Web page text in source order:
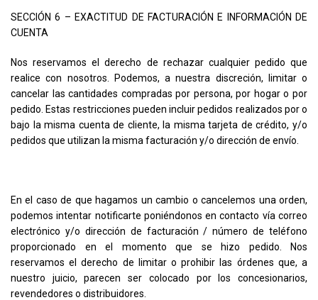
SECCIÓN 6 – EXACTITUD DE FACTURACIÓN E INFORMACIÓN DE
CUENTA
Nos reservamos el derecho de rechazar cualquier pedido que
realice con nosotros. Podemos, a nuestra discreción, limitar o
cancelar las cantidades compradas por persona, por hogar o por
pedido. Estas restricciones pueden incluir pedidos realizados por o
bajo la misma cuenta de cliente, la misma tarjeta de crédito, y/o
pedidos que utilizan la misma facturación y/o dirección de envío.
En el caso de que hagamos un cambio o cancelemos una orden,
podemos intentar notificarte poniéndonos en contacto vía correo
electrónico y/o dirección de facturación / número de teléfono
proporcionado en el momento que se hizo pedido. Nos
reservamos el derecho de limitar o prohibir las órdenes que, a
nuestro juicio, parecen ser colocado por los concesionarios,
revendedores o distribuidores.